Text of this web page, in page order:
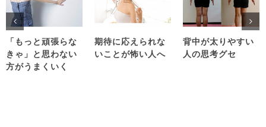
「もっと頑張らな
きゃ」と思わない
方がうまくいく
期待に応えられな
いことが怖い人へ
背中が太りやすい
人の思考グセ